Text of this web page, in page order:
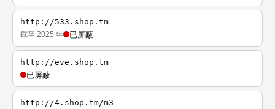
http://533.shop.tm
截至 2025 年 已屏蔽
http://eve.shop.tm
已屏蔽
http://4.shop.tm/m3